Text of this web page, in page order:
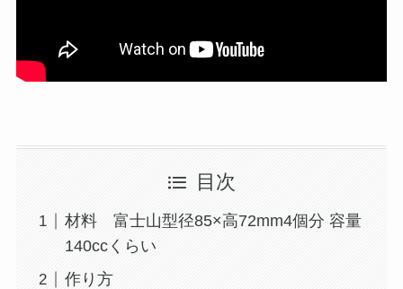
目次
材料 富士山型径85×高72mm4個分 容量
140ccくらい
作り方